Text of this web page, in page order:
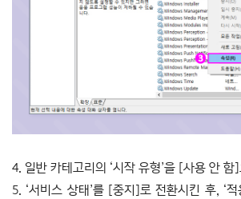
4. 일반 카테고리의 ‘시작 유형’을 [사용 안 함
5. ‘서비스 상태’를 [중지]로 전환시킨 후, ‘적